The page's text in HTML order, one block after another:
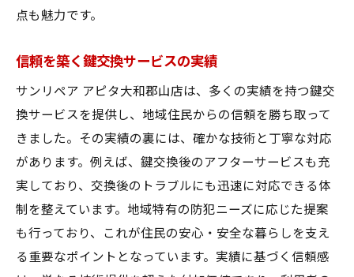
点も魅力です。
信頼を築く鍵交換サービスの実績
サンリペア アピタ大和郡山店は、多くの実績を持つ鍵交
換サービスを提供し、地域住民からの信頼を勝ち取って
きました。その実績の裏には、確かな技術と丁寧な対応
があります。例えば、鍵交換後のアフターサービスも充
実しており、交換後のトラブルにも迅速に対応できる体
制を整えています。地域特有の防犯ニーズに応じた提案
も行っており、これが住民の安心・安全な暮らしを支え
る重要なポイントとなっています。実績に基づく信頼感